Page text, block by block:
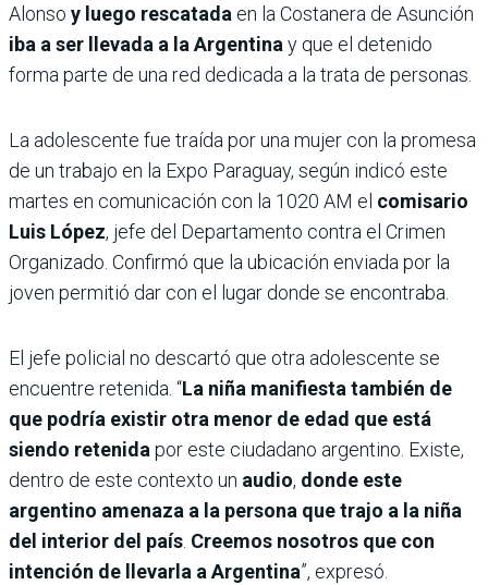
Alonso y luego rescatada en la Costanera de Asunción
iba a ser llevada a la Argentina y que el detenido
forma parte de una red dedicada a la trata de personas.
La adolescente fue traída por una mujer con la promesa
de un trabajo en la Expo Paraguay, según indicó este
martes en comunicación con la 1020 AM el comisario
Luis López, jefe del Departamento contra el Crimen
Organizado. Confirmó que la ubicación enviada por la
joven permitió dar con el lugar donde se encontraba.
El jefe policial no descartó que otra adolescente se
encuentre retenida. “La niña manifiesta también de
que podría existir otra menor de edad que está
siendo retenida por este ciudadano argentino. Existe,
dentro de este contexto un audio, donde este
argentino amenaza a la persona que trajo a la niña
del interior del país Creemos nosotros que con
intención de llevarla a Argentina”, expresó.